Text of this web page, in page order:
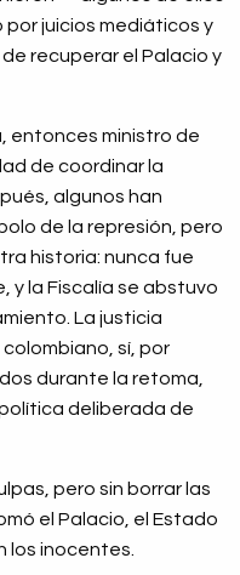
juicios mediáticos y
recuperar el Palacio y
entonces ministro de
de coordinar la
algunos han
de la represión, pero
historia: nunca fue
y la Fiscalía se abstuvo
La justicia
sí, por
durante la retoma,
deliberada de
pero sin borrar las
el Palacio, el Estado
los inocentes.